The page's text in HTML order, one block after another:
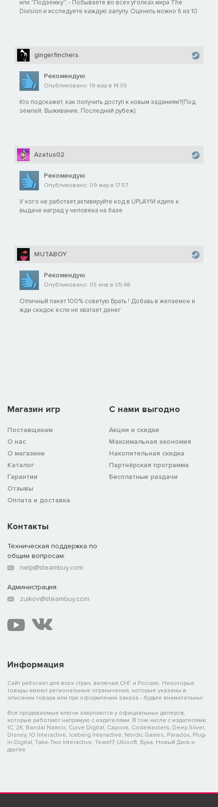
или "Подземку"; - Побываете во всех уголках мира The
Division и исследуете каждую залупу. Оценить можно 6 из 10
gingerfinchers
Рекомендую
Опубликовано: 19 мар в 14:05
Кто подскажет, как получить доступ к новым заданиям?(Под
землей, Выживание, Последний рубеж)
Azatus02
Рекомендую
Опубликовано: 09 мар в 17:57
У кого не работает,активируйте код в UPLAY!И идите к
выдаче наград у человека на базе
MUTABOY
Рекомендую
Опубликовано: 05 янв в 05:48
Отличный пакет 100% советую Брать ! Добавь в желаемое и
жди скидок если не хватает денег
Магазин игр
Поставщикам
О нас
О магазине
Каталог
Гарантии
Отзывы
Оплата и доставка
C нами выгодно
Акции и скидки
Максимальная экономия
Накопительная скидка
Партнёрская программа
Бесплатные раздачи
Информация
Сайт работает для всех стран, включая СНГ и Россию. Некоторые
товары имеют региональные ограничения, которые указаны в
описании товара или при оформлении заказа - будьте внимательны!
Все продаваемые ключи закупаются у официальных дилеров,
которые работают напрямую с издателями. В том числе с издателями:
1C, 2K, Bandai Namco, Curve Digital, Capcom, Codemasters, Deep Silver,
Disney, IO Interactive, Iceberg Interactive, Nordic Games, Paradox, Plug-
in-Digital, Take-Two Interactive, Team17, Ubisoft, Бука, Новый Диск и
другие
Контакты
Техническая поддержка по
общим вопросам:
help@steambuy.com
Администрация:
zuikov@steambuy.com